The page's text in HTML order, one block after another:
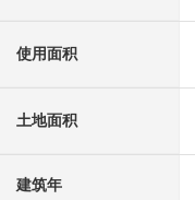
使用面积
土地面积
建筑年